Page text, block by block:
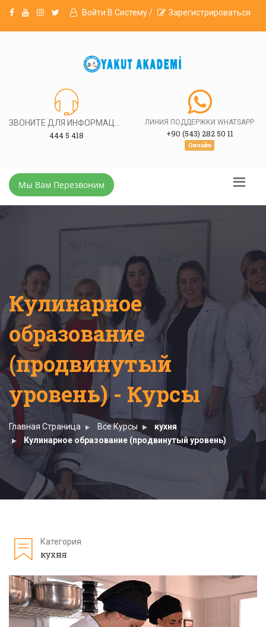
Войти В Систему / Зарегистрироваться
444 5 418
ЛИНИЯ ПОДДЕРЖКИ WHATSAPP
+90 (543) 282 50 11
Онлайн
Мы Вам Перезвоним
Кулинарное
образование
(продвинутый
уровень) - Курсы
Главная Страница Все Курсы
кухня
Кулинарное образование (продвинутый уровень)
Категория
кухня